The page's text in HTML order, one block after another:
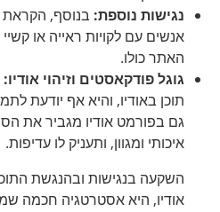
נגישות נוספת: בנוסף, הקראת
אנשים עם לקויות ראייה או
האתר כולו.
גוגל פודקאסטים וזיהוי אודיו:
תוכן באודיו, והיא אף יודעת
גם בפורמט אודיו מגביר את
איכותי ומגוון, ותעניק לו עדיפות.
השקעה בנגישות ובהנגשת
אודיו, היא אסטרטגיה חכמה